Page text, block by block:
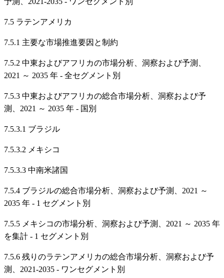
7.5 ラテンアメリカ
7.5.1 主要な市場推進要因と制約
7.5.2 中東およびアフリカの市場分析、洞察および予測、
2021 ～ 2035 年 - 全セグメント別
7.5.3 中東およびアフリカの総合市場分析、洞察および予
測、2021 ～ 2035 年 - 国別
7.5.3.1 ブラジル
7.5.3.2 メキシコ
7.5.3.3 中南米諸国
7.5.4 ブラジルの総合市場分析、洞察および予測、2021 ～
2035 年 - 1 セグメント別
7.5.5 メキシコの市場分析、洞察および予測、2021 ～ 2035 年
を集計 - 1 セグメント別
7.5.6 残りのラテンアメリカの総合市場分析、洞察および予
測、2021-2035 - ワンセグメント別